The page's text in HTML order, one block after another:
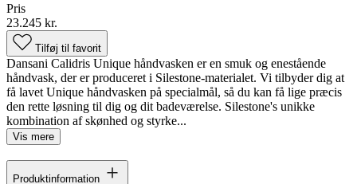
Pris
23.245 kr.
Tilføj til favorit
Dansani Calidris Unique håndvasken er en smuk og enestående
håndvask, der er produceret i Silestone-materialet. Vi tilbyder dig at
få lavet Unique håndvasken på specialmål, så du kan få lige præcis
den rette løsning til dig og dit badeværelse. Silestone's unikke
kombination af skønhed og styrke...
Vis mere
Produktinformation